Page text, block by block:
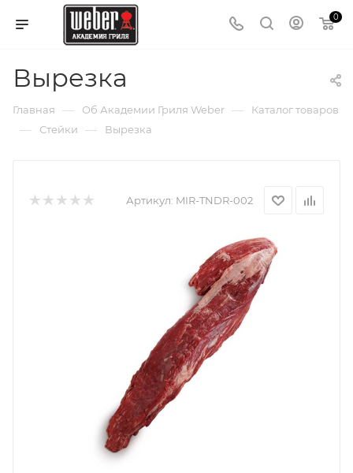
0
Вырезка
Главная — Об Академии Гриля Weber — Каталог товаров
— Стейки — Вырезка
Артикул: MIR-TNDR-002